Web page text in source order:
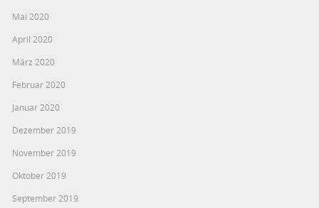
Mai 2020
April 2020
März 2020
Februar 2020
Januar 2020
Dezember 2019
November 2019
Oktober 2019
September 2019